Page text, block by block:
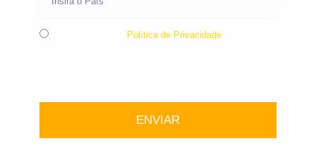
Política de Privacidade
ENVIAR